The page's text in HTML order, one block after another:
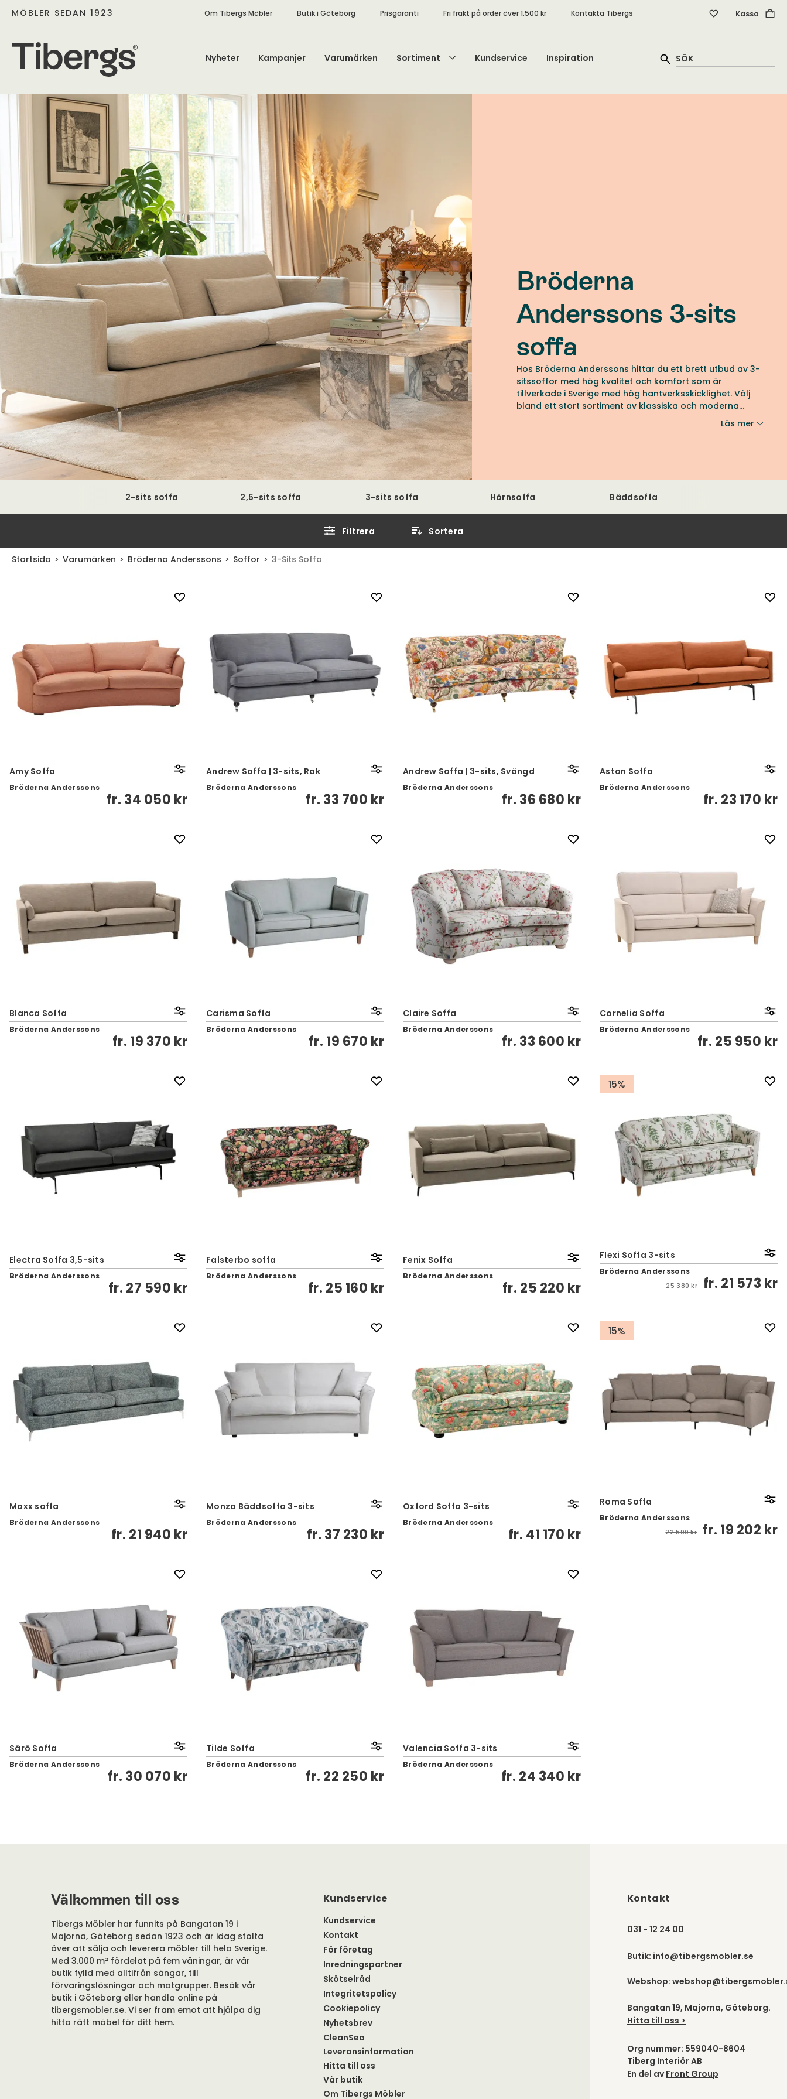
MÖBLER SEDAN 1923 Om Tibergs Möbler Butik i Göteborg Prisgaranti Fri frakt på order över 1.500 kr Kontakta Tibergs Kassa
Nyheter Kampanjer Varumärken Sortiment Kundservice Inspiration
Bröderna
Anderssons 3-sits
soffa
Hos Bröderna Anderssons hittar du ett brett utbud av 3-
sitssoffor med hög kvalitet och komfort som är
tillverkade i Sverige med hög hantverksskicklighet. Välj
bland ett stort sortiment av klassiska och moderna
modeller i ett brett utbud av tyger och läder i fleraLäs mer
2-sits soffa 2,5-sits soffa 3-sits soffa Hörnsoffa Bäddsoffa
Filtrera Sortera
Startsida Varumärken Bröderna Anderssons Soffor 3-Sits Soffa
Amy Soffa
Bröderna Anderssons
fr. 34 050 kr
Andrew Soffa | 3-sits, Rak
Bröderna Anderssons
fr. 33 700 kr
Andrew Soffa | 3-sits, Svängd
Bröderna Anderssons
fr. 36 680 kr
Aston Soffa
Bröderna Anderssons
fr. 23 170 kr
Blanca Soffa
Bröderna Anderssons
fr. 19 370 kr
Carisma Soffa
Bröderna Anderssons
fr. 19 670 kr
Claire Soffa
Bröderna Anderssons
fr. 33 600 kr
Cornelia Soffa
Bröderna Anderssons
fr. 25 950 kr
Electra Soffa 3,5-sits
Bröderna Anderssons
fr. 27 590 kr
Falsterbo soffa
Bröderna Anderssons
fr. 25 160 kr
Fenix Soffa
Bröderna Anderssons
fr. 25 220 kr
15%
Flexi Soffa 3-sits
Bröderna Anderssons
25 380 kr fr. 21 573 kr
Maxx soffa
Bröderna Anderssons
fr. 21 940 kr
Monza Bäddsoffa 3-sits
Bröderna Anderssons
fr. 37 230 kr
Oxford Soffa 3-sits
Bröderna Anderssons
fr. 41 170 kr
15%
Roma Soffa
Bröderna Anderssons
22 590 kr fr. 19 202 kr
Särö Soffa
Bröderna Anderssons
fr. 30 070 kr
Tilde Soffa
Bröderna Anderssons
fr. 22 250 kr
Valencia Soffa 3-sits
Bröderna Anderssons
fr. 24 340 kr
Välkommen till oss
Tibergs Möbler har funnits på Bangatan 19 i
Majorna, Göteborg sedan 1923 och är idag stolta
över att sälja och leverera möbler till hela Sverige.
Med 3.000 m² fördelat på fem våningar, är vår
butik fylld med alltifrån sängar, till
förvaringslösningar och matgrupper. Besök vår
butik i Göteborg eller handla online på
tibergsmobler.se. Vi ser fram emot att hjälpa dig
hitta rätt möbel för ditt hem.
Kundservice
Kundservice
Kontakt
För företag
Inredningspartner
Skötselråd
Integritetspolicy
Cookiepolicy
Nyhetsbrev
CleanSea
Leveransinformation
Hitta till oss
Vår butik
Om Tibergs Möbler
Kontakt
031 - 12 24 00
Butik: info@tibergsmobler.se
Webshop:
Bangatan 19, Majorna, Göteborg.
Hitta till oss >
Org nummer: 559040-8604
Tiberg Interiör AB
En del av Front Group